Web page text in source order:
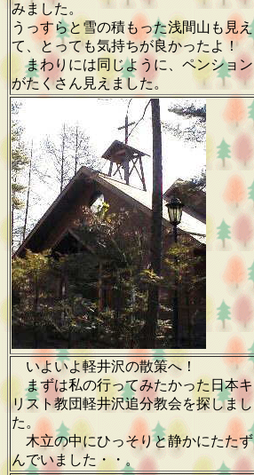
みました。
うっすらと雪の積もった浅間山も見え
て、とっても気持ちが良かったよ！
まわりには同じように、ペンション
がたくさん見えました。
いよいよ軽井沢の散策へ！
まずは私の行ってみたかった日本キ
リスト教団軽井沢追分教会を探しまし
た。
木立の中にひっそりと静かにたたず
んでいました・・。